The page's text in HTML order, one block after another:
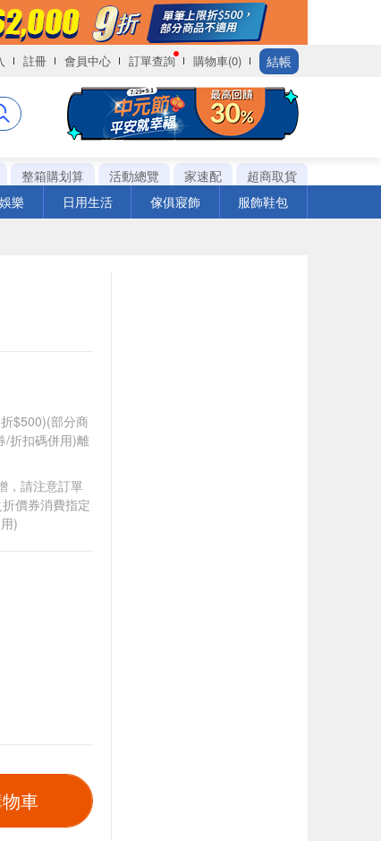
註冊 會員中心 訂單查詢 購物車(0) 結帳
整箱購划算 活動總覽 家速配
超商取貨
樂 日用生活 傢俱寢飾 服飾鞋包
$500)(部分商
/折扣碼併用)離
，請注意訂單
價券消費指定
)
車